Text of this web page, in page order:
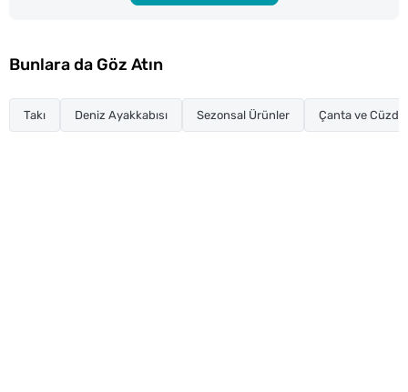
Bunlara da Göz Atın
Takı Deniz Ayakkabısı Sezonsal Ürünler Çanta ve